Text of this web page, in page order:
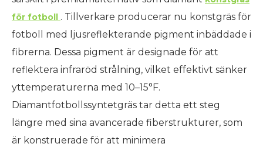
för fotboll . Tillverkare producerar nu konstgräs för
fotboll med ljusreflekterande pigment inbäddade i
fibrerna. Dessa pigment är designade för att
reflektera infraröd strålning, vilket effektivt sänker
yttemperaturerna med 10–15°F.
Diamantfotbollssyntetgräs tar detta ett steg
längre med sina avancerade fiberstrukturer, som
är konstruerade för att minimera